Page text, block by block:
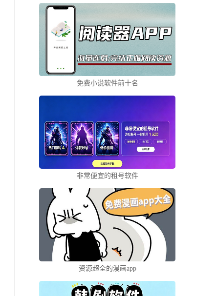
免费小说软件前十名
非常便宜的租号软件
资源超全的漫画app